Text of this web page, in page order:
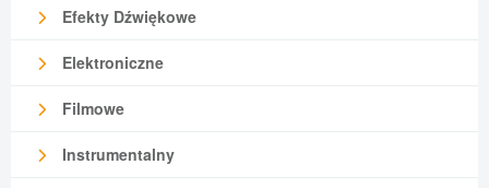
Efekty Dźwiękowe
Elektroniczne
Filmowe
Instrumentalny